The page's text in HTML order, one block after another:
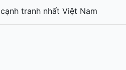
tranh nhất Việt Nam